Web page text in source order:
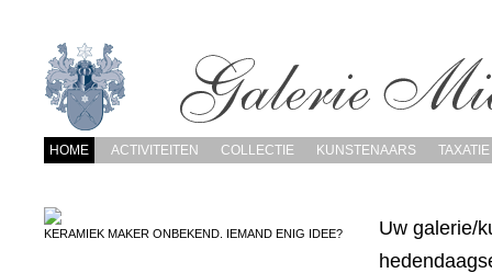
HOME ACTIVITEITEN COLLECTIE KUNSTENAARS TAXATIE
KERAMIEK MAKER ONBEKEND. IEMAND ENIG IDEE?
Uw galerie/